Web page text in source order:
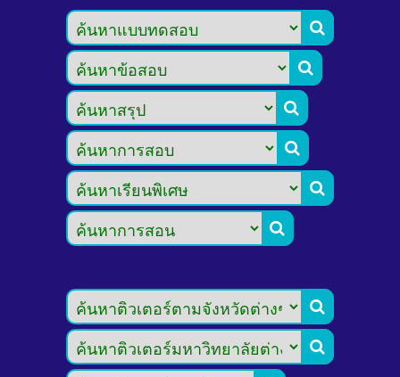







